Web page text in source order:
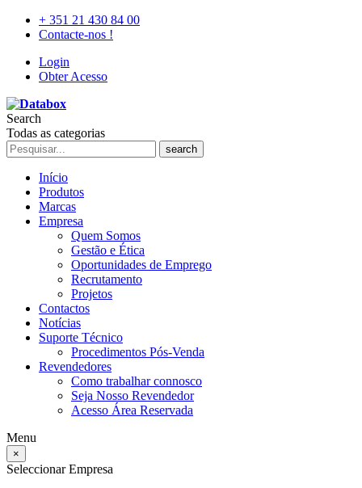
+ 351 21 430 84 00
Contacte-nos !
Login
Obter Acesso
Search
Todas as categorias
search
Início
Produtos
Marcas
Empresa
Quem Somos
Gestão e Ética
Oportunidades de Emprego
Recrutamento
Projetos
Contactos
Notícias
Suporte Técnico
Procedimentos Pós-Venda
Revendedores
Como trabalhar connosco
Seja Nosso Revendedor
Acesso Área Reservada
Menu
×
Seleccionar Empresa